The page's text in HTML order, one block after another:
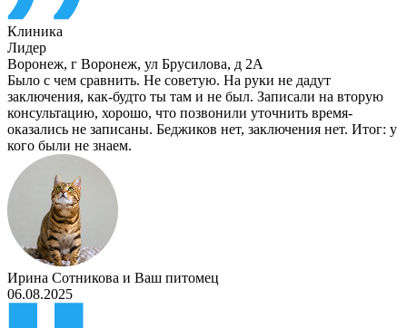
Клиника
Лидер
Воронеж, г Воронеж, ул Брусилова, д 2А
Было с чем сравнить. Не советую. На руки не дадут
заключения, как-будто ты там и не был. Записали на вторую
консультацию, хорошо, что позвонили уточнить время-
оказались не записаны. Беджиков нет, заключения нет. Итог: у
кого были не знаем.
Ирина Сотникова и Ваш питомец
06.08.2025